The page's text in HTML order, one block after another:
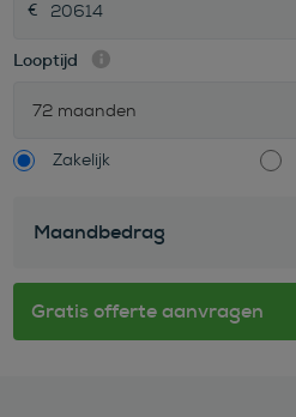
Looptijd
72 maanden
Zakelijk
Maandbedrag